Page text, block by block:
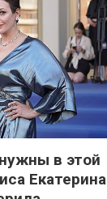
в этой
Екатерина